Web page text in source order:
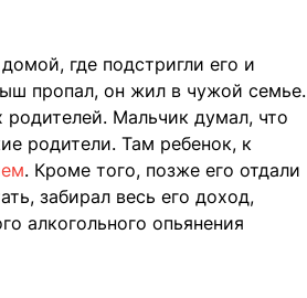
где подстригли его и
пропал, он жил в чужой семье.
Мальчик думал, что
родители. Там ребенок, к
. Кроме того, позже его отдали
забирал весь его доход,
алкогольного опьянения